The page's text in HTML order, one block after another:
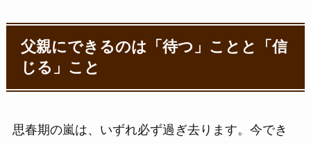
父親にできるのは「待つ」ことと「信
じる」こと
思春期の嵐は、いずれ必ず過ぎ去ります。今でき